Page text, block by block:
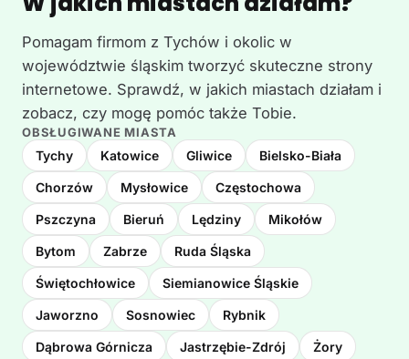
Pomagam firmom z Tychów i okolic w
województwie śląskim tworzyć skuteczne strony
internetowe. Sprawdź, w jakich miastach działam i
zobacz, czy mogę pomóc także Tobie.
OBSŁUGIWANE MIASTA
Tychy Katowice Gliwice Bielsko-Biała
Chorzów Mysłowice Częstochowa
Pszczyna Bieruń Lędziny Mikołów
Bytom Zabrze Ruda Śląska
Świętochłowice Siemianowice Śląskie
Jaworzno Sosnowiec Rybnik
Dąbrowa Górnicza Jastrzębie-Zdrój Żory